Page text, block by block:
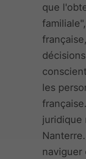
que
les
juridique
naviguer